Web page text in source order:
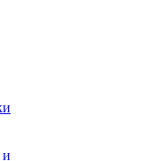
и